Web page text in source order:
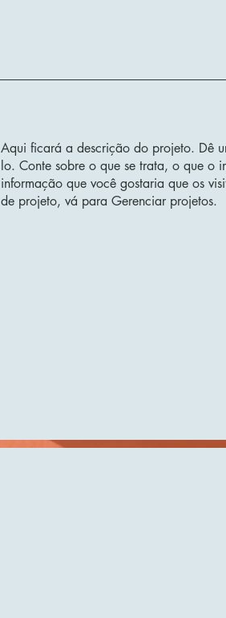
Aqui ficará a descrição do projeto. Dê
lo. Conte sobre o que se trata, o que o
informação que você gostaria que os
de projeto, vá para Gerenciar projetos.